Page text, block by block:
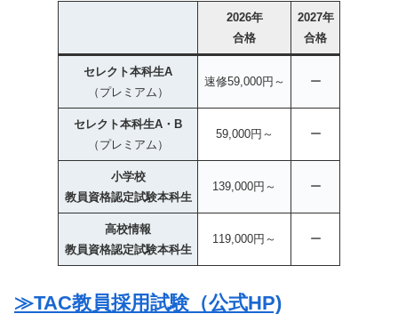
2026年
合格
2027年
合格
セレクト本科生A
（プレミアム）
速修59,000円～ ー
セレクト本科生A・B
（プレミアム）
59,000円～ ー
小学校
教員資格認定試験本科生
139,000円～ ー
高校情報
教員資格認定試験本科生
119,000円～ ー
≫TAC教員採用試験（公式HP)